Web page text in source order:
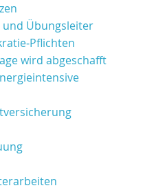
und Übungsleiter
wird abgeschafft